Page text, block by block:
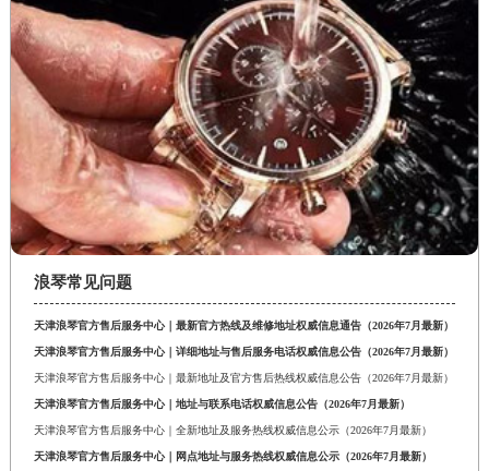
浪琴常见问题
天津浪琴官方售后服务中心｜最新官方热线及维修地址权威信息通告（2026年7月最新）
天津浪琴官方售后服务中心｜详细地址与售后服务电话权威信息公告（2026年7月最新）
天津浪琴官方售后服务中心｜最新地址及官方售后热线权威信息公告（2026年7月最新）
天津浪琴官方售后服务中心｜地址与联系电话权威信息公告（2026年7月最新）
天津浪琴官方售后服务中心｜全新地址及服务热线权威信息公示（2026年7月最新）
天津浪琴官方售后服务中心｜网点地址与服务热线权威信息公示（2026年7月最新）